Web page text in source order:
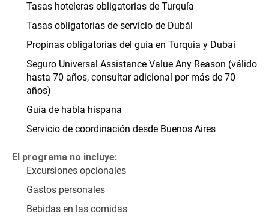
Tasas hoteleras obligatorias de Turquía
Tasas obligatorias de servicio de Dubái
Propinas obligatorias del guia en Turquia y Dubai
Seguro Universal Assistance Value Any Reason (válido
hasta 70 años, consultar adicional por más de 70
años)
Guía de habla hispana
Servicio de coordinación desde Buenos Aires
El programa no incluye:
Excursiones opcionales
Gastos personales
Bebidas en las comidas